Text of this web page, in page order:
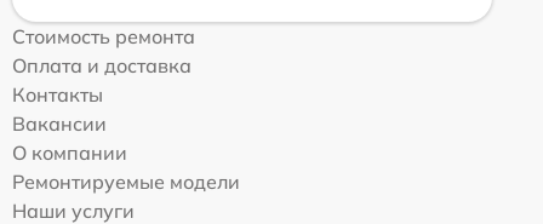
Стоимость ремонта
Оплата и доставка
Контакты
Вакансии
О компании
Ремонтируемые модели
Наши услуги